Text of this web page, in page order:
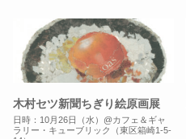
木村セツ新聞ちぎり絵原画展
日時：10月26日（水）@カフェ＆ギャ
ラリー・キューブリック（東区箱崎1-5-